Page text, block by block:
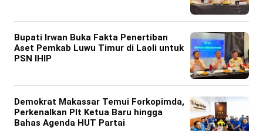
Bupati Irwan Buka Fakta Penertiban
Aset Pemkab Luwu Timur di Laoli untuk
PSN IHIP
Demokrat Makassar Temui Forkopimda,
Perkenalkan Plt Ketua Baru hingga
Bahas Agenda HUT Partai